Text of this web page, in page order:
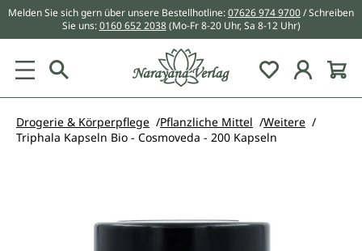
springen
Melden Sie sich gern über unsere Bestellhotline:07626 974 9700/ Schreiben
Sie uns:0160 652 2038 (Mo-Fr 8-20 Uhr, Sa 8-12 Uhr)
Du hast 0
Drogerie & Körperpflege Pflanzliche Mittel
Weitere
Triphala Kapseln Bio - Cosmoveda - 200 Kapseln